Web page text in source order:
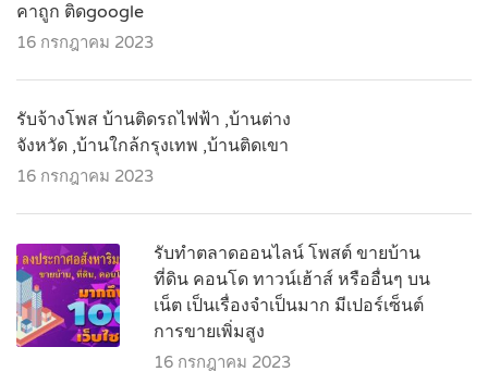
คาถูก ติดgoogle
16 กรกฎาคม 2023
รับจ้างโพส บ้านติดรถไฟฟ้า ,บ้านต่าง
จังหวัด ,บ้านใกล้กรุงเทพ ,บ้านติดเขา
16 กรกฎาคม 2023
รับทำตลาดออนไลน์ โพสต์ ขายบ้าน
ที่ดิน คอนโด ทาวน์เฮ้าส์ หรืออื่นๆ บน
เน็ต เป็นเรื่องจำเป็นมาก มีเปอร์เซ็นต์
การขายเพิ่มสูง
16 กรกฎาคม 2023